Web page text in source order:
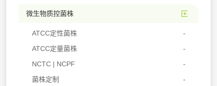
微生物质控菌株
ATCC定性菌株
ATCC定量菌株
NCTC | NCPF
菌株定制